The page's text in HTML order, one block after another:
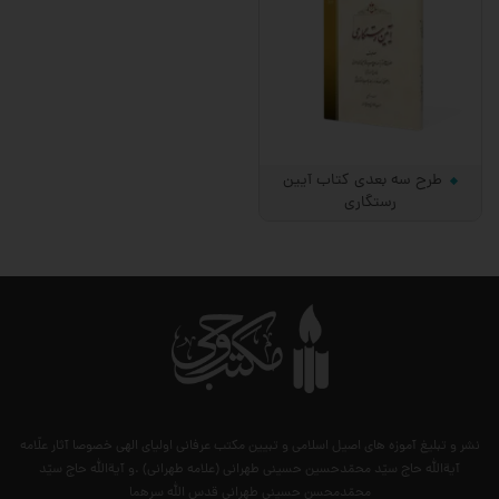
طرح سه بعدی کتاب آیین
رستگاری
نشر و تبلیغ آموزه های اصیل اسلامی و تبیین مکتب عرفانی اولیای الهی خصوصا آثار علّامه
آیةالله حاج سیّد محمّدحسین حسینی طهرانی (علامه طهرانی) .و آیةالله حاج سیّد
محمّدمحسن حسینی طهرانی قدس الله سرهما